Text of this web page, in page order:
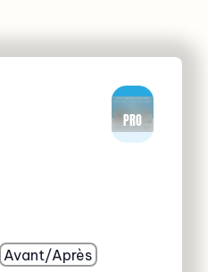
Avant/Après
PRO